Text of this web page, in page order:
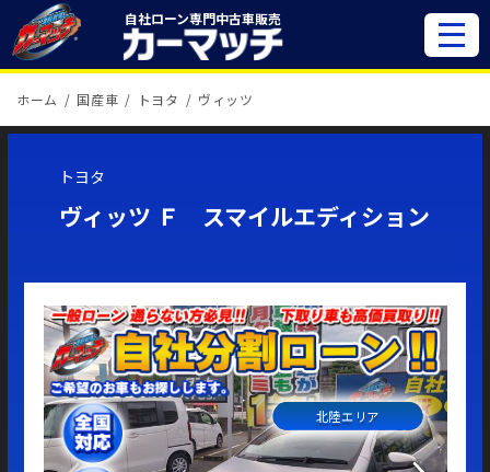
自社ローン専門中古車販売
ホーム 国産車 トヨタ ヴィッツ
トヨタ
ヴィッツ Ｆ スマイルエディション
北陸エリア